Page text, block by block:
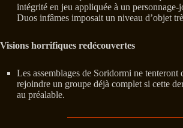
intégrité en jeu appliquée à un personnage-
Duos infâmes imposait un niveau d’objet
Visions horrifiques redécouvertes
Les assemblages de Soridormi ne tenteront
rejoindre un groupe déjà complet si cette
au préalable.